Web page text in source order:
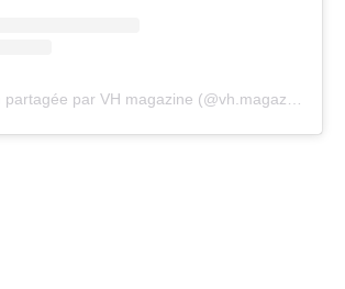
Une publication partagée par VH magazine (@vh.magazine)